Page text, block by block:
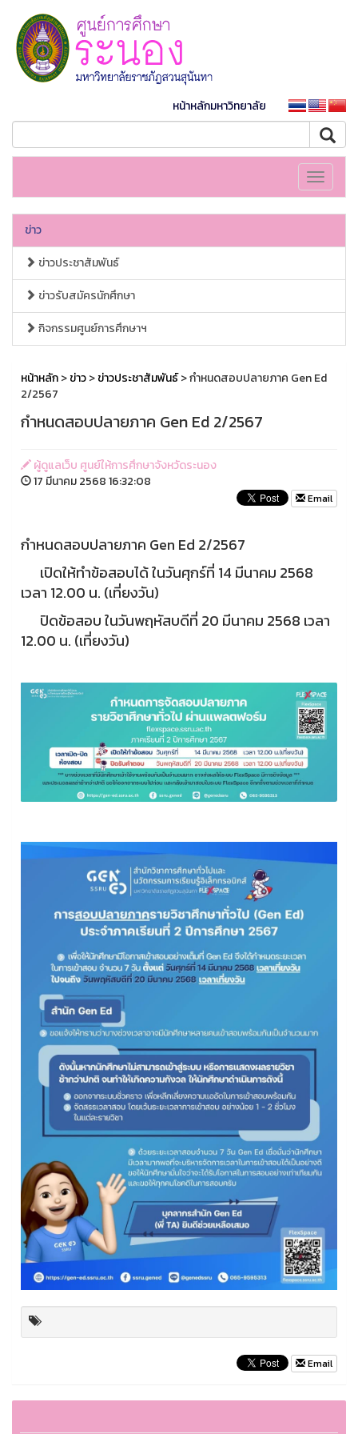
หน้าหลักมหาวิทยาลัย
Toggle
ข่าว
ข่าวประชาสัมพันธ์
ข่าวรับสมัครนักศึกษา
กิจกรรมศูนย์การศึกษาฯ
หน้าหลัก>ข่าว>ข่าวประชาสัมพันธ์> กำหนดสอบปลายภาค Gen Ed
2/2567
กำหนดสอบปลายภาค Gen Ed 2/2567
ผู้ดูแลเว็บ ศูนย์ให้การศึกษาจังหวัดระนอง
17 มีนาคม 2568 16:32:08
Email
กำหนดสอบปลายภาค Gen Ed 2/2567
เปิดให้ทำข้อสอบได้ ในวันศุกร์ที่ 14 มีนาคม 2568
เวลา 12.00 น. (เที่ยงวัน)
ปิดข้อสอบ ในวันพฤหัสบดีที่ 20 มีนาคม 2568 เวลา
12.00 น. (เที่ยงวัน)
Email